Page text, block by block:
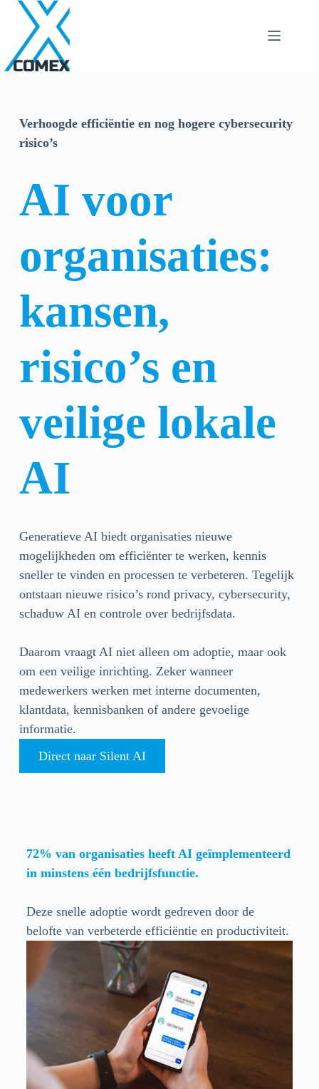
Verhoogde efficiëntie en nog hogere cybersecurity
risico’s
AI voor
organisaties:
kansen,
risico’s en
veilige lokale
AI
Generatieve AI biedt organisaties nieuwe
mogelijkheden om efficiënter te werken, kennis
sneller te vinden en processen te verbeteren. Tegelijk
ontstaan nieuwe risico’s rond privacy, cybersecurity,
schaduw AI en controle over bedrijfsdata.
Daarom vraagt AI niet alleen om adoptie, maar ook
om een veilige inrichting. Zeker wanneer
medewerkers werken met interne documenten,
klantdata, kennisbanken of andere gevoelige
informatie.
Direct naar Silent AI
72% van organisaties heeft AI geïmplementeerd
in minstens één bedrijfsfunctie.
Deze snelle adoptie wordt gedreven door de
belofte van verbeterde efficiëntie en productiviteit.